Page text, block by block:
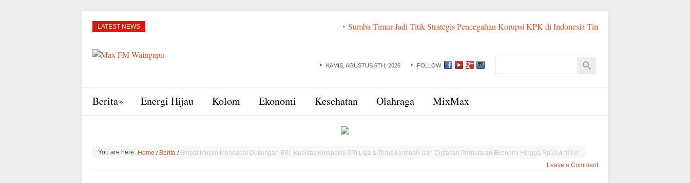
LATEST NEWS Sumba Timur Jadi Titik Strategis Pencegahan Korupsi KPK di Indonesia Timur Sadis! Ayah Tiri di Sumba
KAMIS, AGUSTUS 6TH, 2026 FOLLOW
Berita Energi Hijau Kolom Ekonomi Kesehatan Olahraga MixMax
You are here: Home / Berita / Empat Musim Mendapat Dukungan BRI, Kualitas Kompetisi BRI Liga 1 Terus Membaik dan Ciptakan Perputaran Ekonomi Hingga Rp10,4 triliun
Leave a Comment